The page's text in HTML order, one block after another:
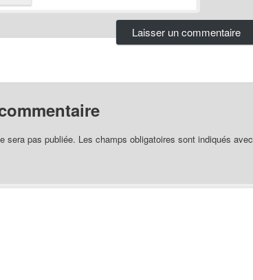
sera pas publiée. Les champs obligatoires sont indiqués avec